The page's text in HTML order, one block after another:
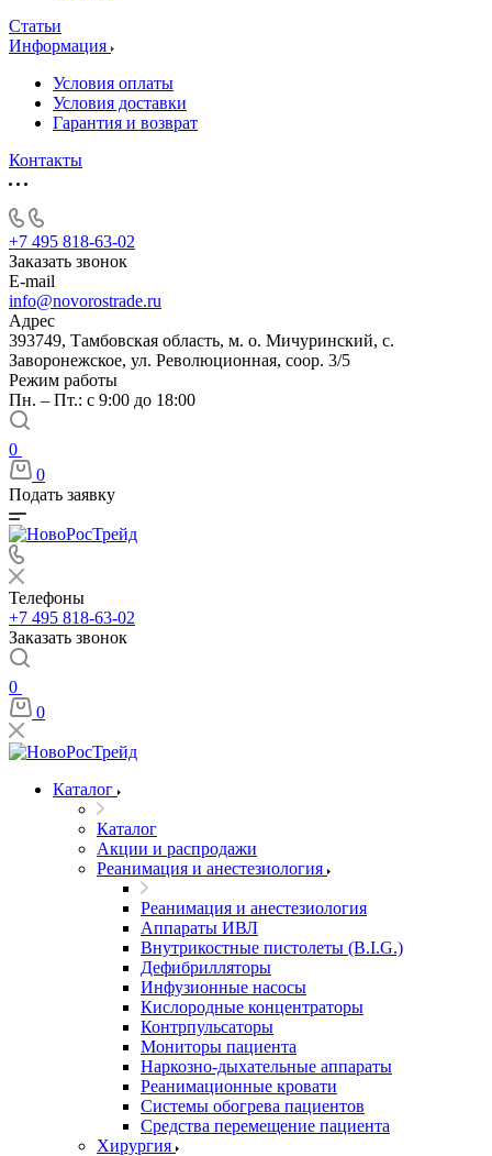
Статьи
Информация
Условия оплаты
Условия доставки
Гарантия и возврат
Контакты
+7 495 818-63-02
Заказать звонок
E-mail
info@novorostrade.ru
Адрес
393749, Тамбовская область, м. о. Мичуринский, с.
Заворонежское, ул. Революционная, соор. 3/5
Режим работы
Пн. – Пт.: с 9:00 до 18:00
0
0
Подать заявку
Телефоны
+7 495 818-63-02
Заказать звонок
0
0
Каталог
Каталог
Акции и распродажи
Реанимация и анестезиология
Реанимация и анестезиология
Аппараты ИВЛ
Внутрикостные пистолеты (B.I.G.)
Дефибрилляторы
Инфузионные насосы
Кислородные концентраторы
Контрпульсаторы
Мониторы пациента
Наркозно-дыхательные аппараты
Реанимационные кровати
Системы обогрева пациентов
Средства перемещение пациента
Хирургия